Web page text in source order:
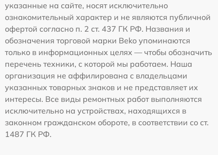
указанные на сайте, носят исключительно
ознакомительный характер и не являются публичной
офертой согласно п. 2 ст. 437 ГК РФ. Названия и
обозначения торговой марки Beko упоминаются
только в информационных целях — чтобы обозначить
перечень техники, с которой мы работаем. Наша
организация не аффилирована с владельцами
указанных товарных знаков и не представляет их
интересы. Все виды ремонтных работ выполняются
исключительно на устройствах, находящихся в
законном гражданском обороте, в соответствии со ст.
1487 ГК РФ.